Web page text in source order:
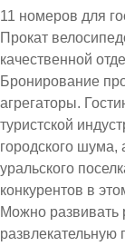
11 номеров для
Прокат
качественной
Бронирование
агрегаторы.
туристской
городского шума,
уральского
конкурентов в
Можно развивать
развлекательную